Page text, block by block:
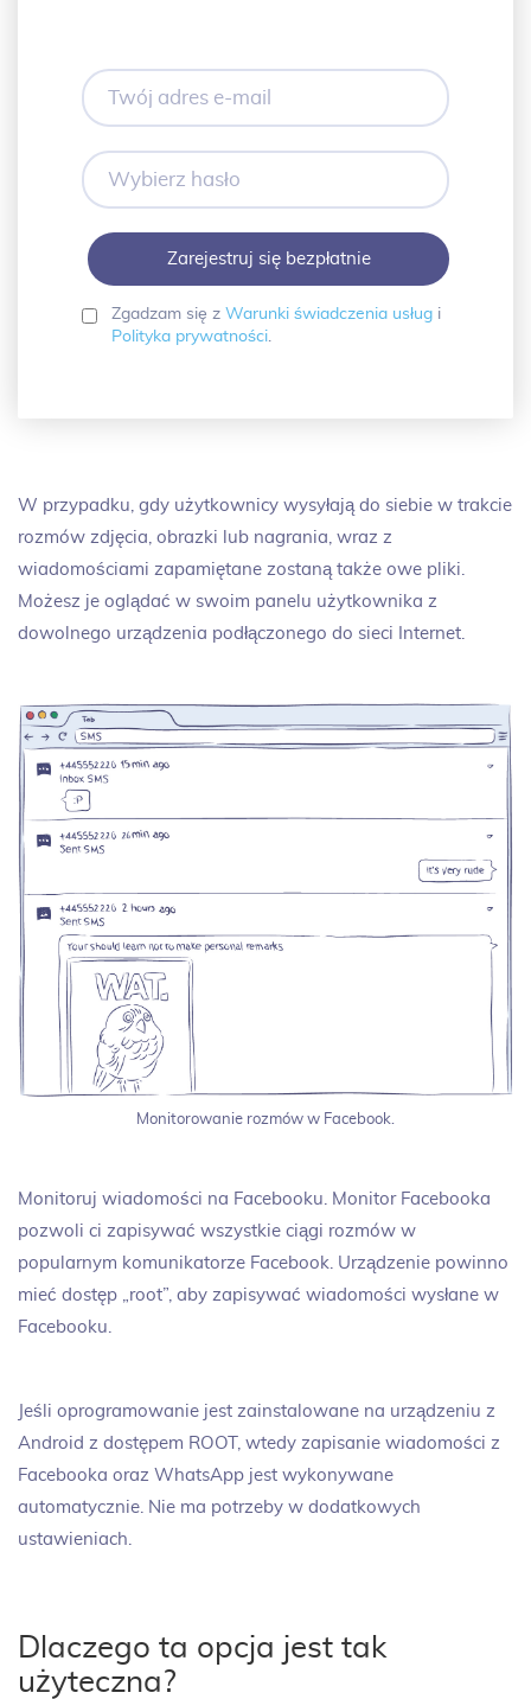
Twój
adres
e-
mail
Wybierz
hasło
Zgadzam się z Warunki świadczenia usługi
Polityka prywatności.
W przypadku, gdy użytkownicy wysyłają do siebie w trakcie
rozmów zdjęcia, obrazki lub nagrania, wraz z
wiadomościami zapamiętane zostaną także owe pliki.
Możesz je oglądać w swoim panelu użytkownika z
dowolnego urządzenia podłączonego do sieci Internet.
Monitorowanie rozmów w Facebook.
Monitoruj wiadomości na Facebooku. Monitor Facebooka
pozwoli ci zapisywać wszystkie ciągi rozmów w
popularnym komunikatorze Facebook. Urządzenie powinno
mieć dostęp „root”, aby zapisywać wiadomości wysłane w
Facebooku.
Jeśli oprogramowanie jest zainstalowane na urządzeniu z
Android z dostępem ROOT, wtedy zapisanie wiadomości z
Facebooka oraz WhatsApp jest wykonywane
automatycznie. Nie ma potrzeby w dodatkowych
ustawieniach.
Dlaczego ta opcja jest tak
użyteczna?